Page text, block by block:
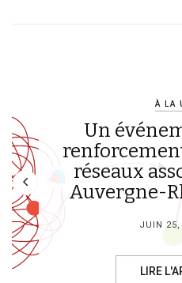
À LA
Un
réseaux
Auvergne-
JUIN 25,
LIRE
À LA
Cafés des
MAI 5,
LIRE